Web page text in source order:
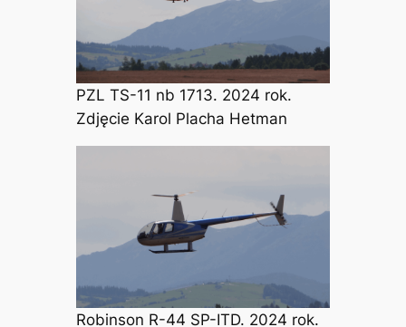
PZL TS-11 nb 1713. 2024 rok.
Zdjęcie Karol Placha Hetman
Robinson R-44 SP-ITD. 2024 rok.